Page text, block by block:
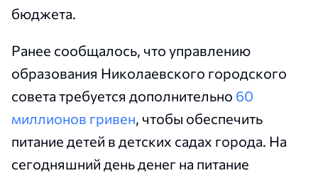
бюджета.
Ранее сообщалось, что управлению
образования Николаевского городского
совета требуется дополнительно 60
миллионов гривен, чтобы обеспечить
питание детей в детских садах города. На
сегодняшний день денег на питание